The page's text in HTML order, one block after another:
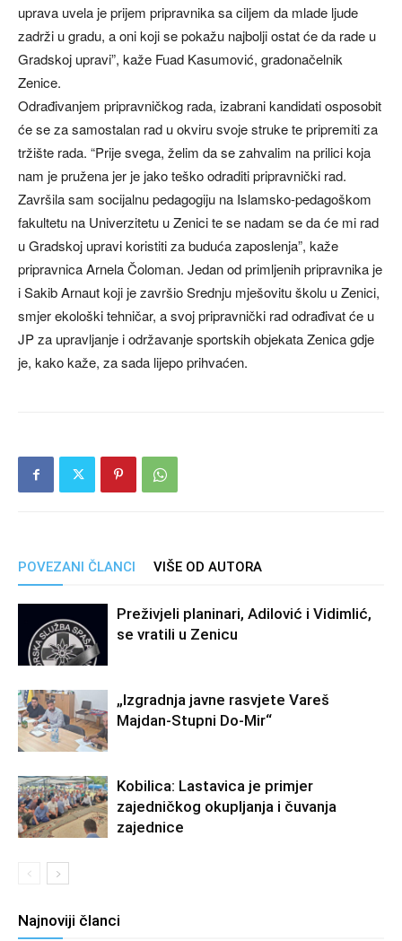
uprava uvela je prijem pripravnika sa ciljem da mlade ljude
zadrži u gradu, a oni koji se pokažu najbolji ostat će da rade u
Gradskoj upravi”, kaže Fuad Kasumović, gradonačelnik
Zenice.
Odrađivanjem pripravničkog rada, izabrani kandidati osposobit
će se za samostalan rad u okviru svoje struke te pripremiti za
tržište rada. “Prije svega, želim da se zahvalim na prilici koja
nam je pružena jer je jako teško odraditi pripravnički rad.
Završila sam socijalnu pedagogiju na Islamsko-pedagoškom
fakultetu na Univerzitetu u Zenici te se nadam se da će mi rad
u Gradskoj upravi koristiti za buduća zaposlenja”, kaže
pripravnica Arnela Čoloman. Jedan od primljenih pripravnika je
i Sakib Arnaut koji je završio Srednju mješovitu školu u Zenici,
smjer ekološki tehničar, a svoj pripravnički rad odrađivat će u
JP za upravljanje i održavanje sportskih objekata Zenica gdje
je, kako kaže, za sada lijepo prihvaćen.
POVEZANI ČLANCI VIŠE OD AUTORA
Preživjeli planinari, Adilović i Vidimlić,
se vratili u Zenicu
„Izgradnja javne rasvjete Vareš
Majdan-Stupni Do-Mir“
Kobilica: Lastavica je primjer
zajedničkog okupljanja i čuvanja
zajednice
Najnoviji članci